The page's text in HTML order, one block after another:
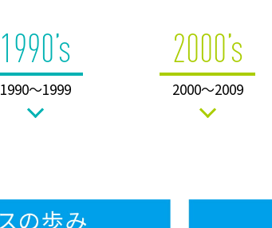
1990’s
1990〜1999
2000’s
2000〜2009